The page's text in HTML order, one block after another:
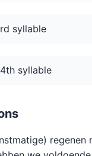
syllable
syllable
regenen